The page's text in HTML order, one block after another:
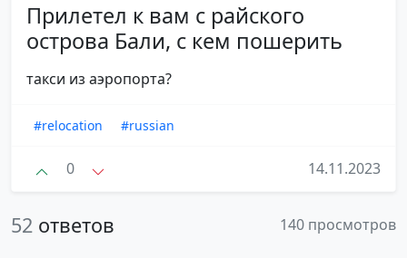
Прилетел к вам с райского
острова Бали, с кем пошерить
такси из аэропорта?
#relocation #russian
0 14.11.2023
52 ответов 140 просмотров